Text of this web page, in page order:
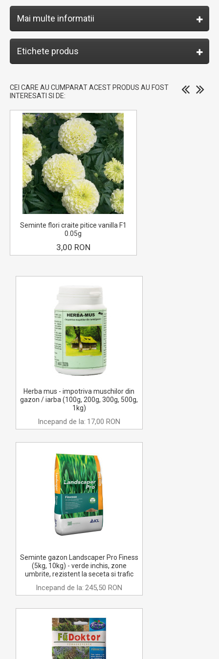
Mai multe informatii
Etichete produs
CEI CARE AU CUMPARAT ACEST PRODUS AU FOST
INTERESATI SI DE:
Seminte flori craite pitice vanilla F1
0.05g
3,00 RON
Herba mus - impotriva muschilor din
gazon / iarba (100g, 200g, 300g, 500g,
1kg)
Incepand de la: 17,00 RON
Seminte gazon Landscaper Pro Finess
(5kg, 10kg) - verde inchis, zone
umbrite, rezistent la seceta si trafic
Incepand de la: 245,50 RON